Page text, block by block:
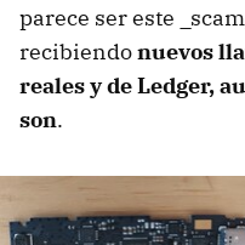
parece ser este
recibiendonuevos
reales y de Ledger,
son.